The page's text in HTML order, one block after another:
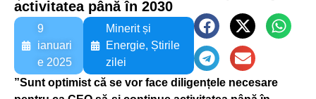
activitatea până în 2030
9
ianuari
e 2025
Minerit și
Energie, Știrile
zilei
”Sunt optimist că se vor face diligențele necesare